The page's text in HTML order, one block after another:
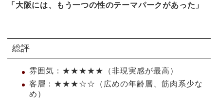
「大阪には、もう一つの性のテーマパークがあった」
総評
雰囲気：★★★★★（非現実感が最高）
客層：★★★☆☆（広めの年齢層、筋肉系少な
め）